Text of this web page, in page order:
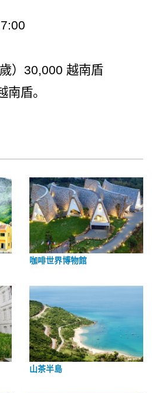
）30,000 越南盾
南盾。
咖啡世界博物館
山茶半島